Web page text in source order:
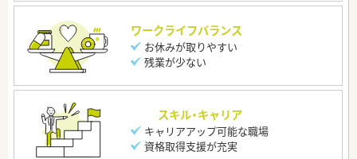
ワークライフバランス
お休みが取りやすい
残業が少ない
スキル・キャリア
キャリアアップ可能な職場
資格取得支援が充実